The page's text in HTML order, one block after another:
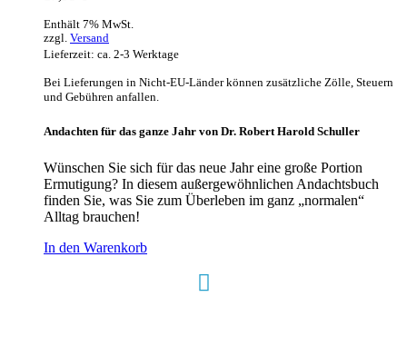
Enthält 7% MwSt.
zzgl. Versand
Lieferzeit: ca. 2-3 Werktage
Bei Lieferungen in Nicht-EU-Länder können zusätzliche Zölle, Steuern
und Gebühren anfallen.
Andachten für das ganze Jahr von Dr. Robert Harold Schuller
Wünschen Sie sich für das neue Jahr eine große Portion
Ermutigung? In diesem außergewöhnlichen Andachtsbuch
finden Sie, was Sie zum Überleben im ganz „normalen“
Alltag brauchen!
In den Warenkorb